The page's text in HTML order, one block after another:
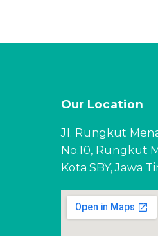
Our Location
Jl. Rungkut
No.10, Rungkut
Kota SBY, Jawa